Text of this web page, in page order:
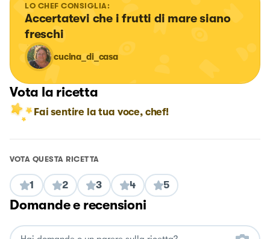
LO CHEF CONSIGLIA:
Accertatevi che i frutti di mare siano
freschi
cucina_di_casa
Vota la ricetta
Fai sentire la tua voce, chef!
VOTA QUESTA RICETTA
1 2 3 4 5
Domande e recensioni